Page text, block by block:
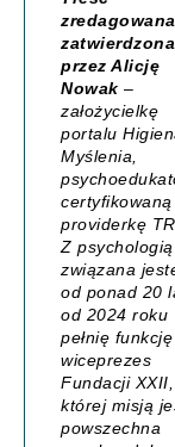
zatwierdzona
przez Alicję
Nowak –
założycielkę
portalu
Myślenia
certyfikowaną
providerkę
Z psychologią
związana
od ponad 20
od 2024 roku
pełnię funkcję
wiceprezes
Fundacji XXII,
której misją
powszechna